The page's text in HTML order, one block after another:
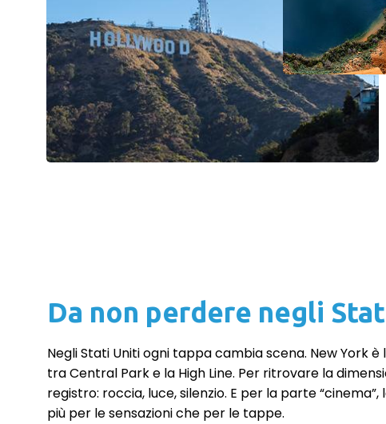
Da non perdere negli
Negli Stati Uniti ogni tappa cambia scena. New York
tra Central Park e la High Line. Per ritrovare la
registro: roccia, luce, silenzio. E per la parte “cinema”,
più per le sensazioni che per le tappe.